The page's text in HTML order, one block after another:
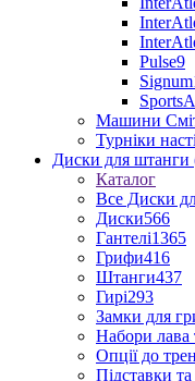
Pulse9
Signum
Машини
Турніки
Диски для штанги
Каталог
Все Диски
Диски566
Гантелі1365
Грифи416
Штанги437
Гирі293
Замки для
Набори лава
Опції до
Підставки та